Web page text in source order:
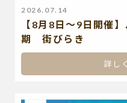
2026.07.14
【8月8日～9日開催
期 街びらき
詳し